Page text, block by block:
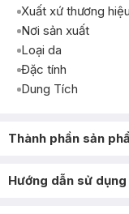
Xuất xứ thương hiệu
Nơi sản xuất
Loại da
Đặc tính
Dung Tích
Thành phần sản
Hướng dẫn sử dụng